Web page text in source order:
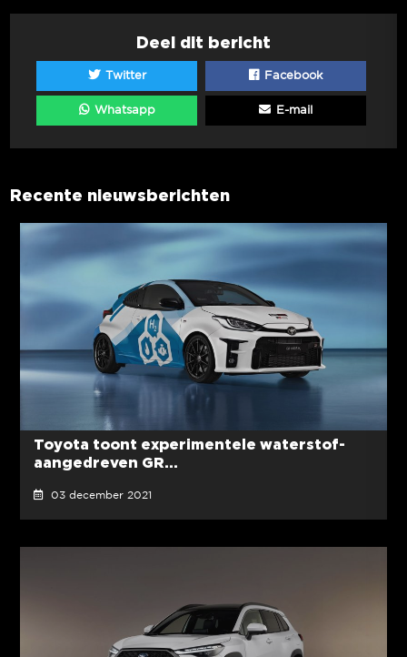
Deel dit bericht
Twitter Facebook
Whatsapp E-mail
Recente nieuwsberichten
Toyota toont experimentele waterstof-
aangedreven GR...
03 december 2021